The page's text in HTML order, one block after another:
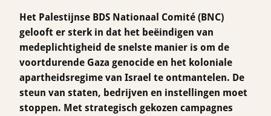
Het Palestijnse BDS Nationaal Comité (BNC)
gelooft er sterk in dat het beëindigen van
medeplichtigheid de snelste manier is om de
voortdurende Gaza genocide en het koloniale
apartheidsregime van Israel te ontmantelen. De
steun van staten, bedrijven en instellingen moet
stoppen. Met strategisch gekozen campagnes